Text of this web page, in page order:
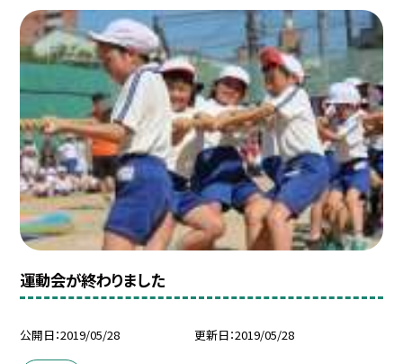
運動会が終わりました
公開日 2019/05/28 更新日 2019/05/28